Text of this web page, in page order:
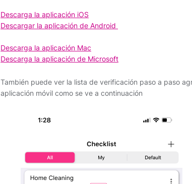
Descarga la aplicación iOS
Descargar la aplicación de Android
Descarga la aplicación Mac
Descarga la aplicación de Microsoft
También puede ver la lista de verificación paso a paso
aplicación móvil como se ve a continuación